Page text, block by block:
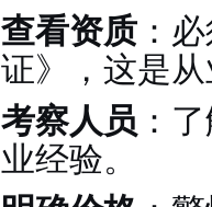
查看资质：
证》，这是
考察人员 ：
业经验。